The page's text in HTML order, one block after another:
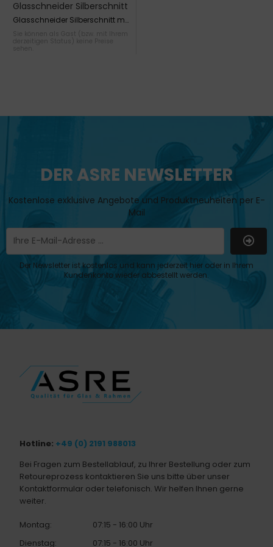
Glasschneider Silberschnitt
mit 6 Stahlrädchen
Glasschneider Silberschnitt mit
Sie können als Gast (bzw. mit Ihrem
derzeitigen Status) keine Preise
DER ASRE NEWSLETTER
Kostenlose exklusive Angebote und Produktneuheiten per E-
Mail
Der Newsletter ist kostenlos und kann jederzeit hier oder in Ihrem
Kundenkonto wieder abbestellt werden.
Hotline: +49 (0) 2191 988013
Bei Fragen zum Bestellablauf, zu Ihrer Bestellung oder zum
Retoureprozess kontaktieren Sie uns bitte über unser
Kontaktformular oder telefonisch. Wir helfen Ihnen gerne
weiter.
Montag:
07:15 - 16:00 Uhr
Dienstag:
07:15 - 16:00 Uhr